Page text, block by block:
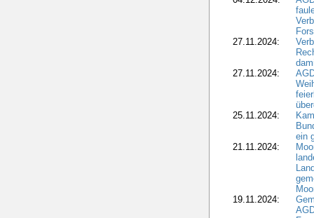
27.11.2024:
27.11.2024:
25.11.2024:
ein
21.11.2024:
19.11.2024: